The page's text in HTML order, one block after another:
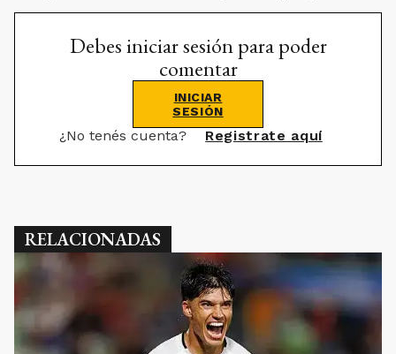
Debes iniciar sesión para poder
comentar
INICIAR
SESIÓN
¿No tenés cuenta? Registrate aquí
RELACIONADAS